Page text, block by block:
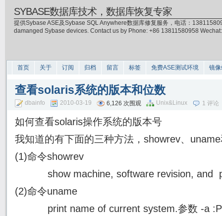
SYBASE数据库技术，数据库恢复专家
提供Sybase ASE及Sybase SQL Anywhere数据库修复服务，电话：
damanged Sybase devices. Contact us by Phone: +86 13811580958
首页 关于 订阅 归档 留言 标签 免费ASE测试环境 镜
查看solaris系统的版本和位数
dbainfo 2010-03-19 6,126 次围观 Unix&Linux 1 评论
如何查看solaris操作系统的版本号
我知道的有下面的三种方法，showrev、
(1)命令showrev
show machine, software revision, and
(2)命令uname
print name of current system.参数 -a